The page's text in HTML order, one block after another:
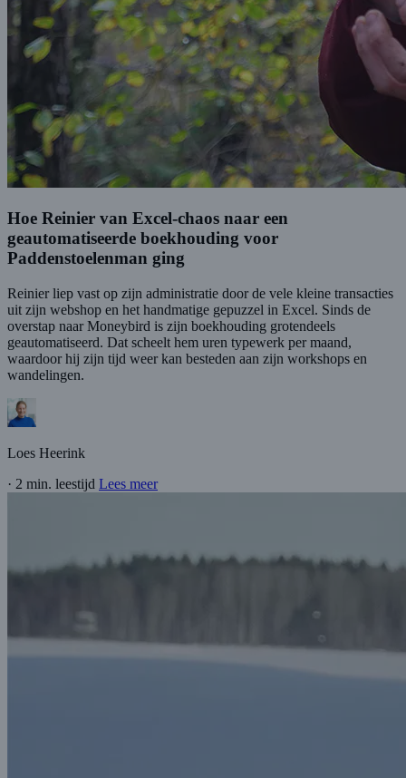
Hoe Reinier van Excel-chaos naar een
geautomatiseerde boekhouding voor
Paddenstoelenman ging
Reinier liep vast op zijn administratie door de vele kleine transacties
uit zijn webshop en het handmatige gepuzzel in Excel. Sinds de
overstap naar Moneybird is zijn boekhouding grotendeels
geautomatiseerd. Dat scheelt hem uren typewerk per maand,
waardoor hij zijn tijd weer kan besteden aan zijn workshops en
wandelingen.
Loes Heerink
· 2 min. leestijd Lees meer